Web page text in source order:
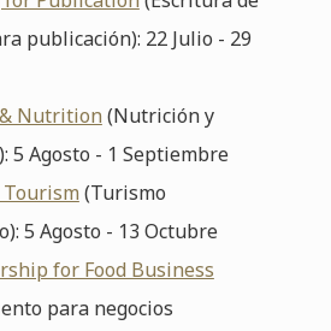
publicación): 22 Julio - 29
Nutrition (Nutrición y
5 Agosto - 1 Septiembre
(Turismo
5 Agosto - 13 Octubre
for Food Business
para negocios